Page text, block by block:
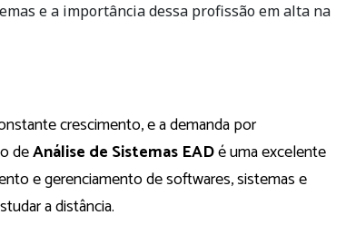
e a importância dessa profissão em alta na
crescimento, e a demanda por
deAnálise de Sistemas EADé uma excelente
e gerenciamento de softwares, sistemas e
a distância.